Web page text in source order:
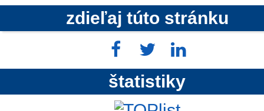
zdieľaj túto stránku
štatistiky